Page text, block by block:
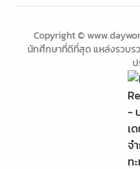
Copyright ©
นักศึกษาที่ดีที่สุด แหล่งรวบรว